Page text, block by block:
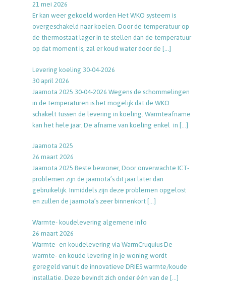
21 mei 2026
Er kan weer gekoeld worden Het WKO systeem is
overgeschakeld naar koelen. Door de temperatuur op
de thermostaat lager in te stellen dan de temperatuur
op dat moment is, zal er koud water door de […]
Levering koeling 30-04-2026
30 april 2026
Jaarnota 2025 30-04-2026 Wegens de schommelingen
in de temperaturen is het mogelijk dat de WKO
schakelt tussen de levering in koeling. Warmteafname
kan het hele jaar. De afname van koeling enkel in […]
Jaarnota 2025
26 maart 2026
Jaarnota 2025 Beste bewoner, Door onverwachte ICT-
problemen zijn de jaarnota’s dit jaar later dan
gebruikelijk. Inmiddels zijn deze problemen opgelost
en zullen de jaarnota’s zeer binnenkort […]
Warmte- koudelevering algemene info
26 maart 2026
Warmte- en koudelevering via WarmCruquius De
warmte- en koude levering in je woning wordt
geregeld vanuit de innovatieve DRIES warmte/koude
installatie. Deze bevindt zich onder één van de […]